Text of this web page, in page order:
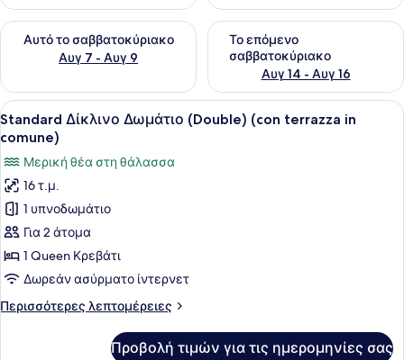
Αυτό το σαββατοκύριακο
Αυγ 7 - Αυγ 9
Έλεγχος διαθεσιμότητας για αυτό το σαββατοκύριακο
Το επόμενο
σαββατοκύριακο
Αυγ 14 - Αυγ 16
Έλεγχος διαθεσιμότητας
Προβολή
όλων
φωτογραφιών
για
Standard
Δίκλινο
Δωμάτιο
(Double)
terrazza
Ένα υπνοδωμάτιο με ένα
15
Standard Δίκλινο Δωμάτιο (Double) (con terrazza in
comune)
Μερική θέα στη θάλασσα
16 τ.μ.
1 υπνοδωμάτιο
Για 2 άτομα
1 Queen Κρεβάτι
Δωρεάν ασύρματο ίντερνετ
Περισσότερες λεπτομέρειες
Περισσότερες
Προβολή τιμών για τις ημερομηνίες σας